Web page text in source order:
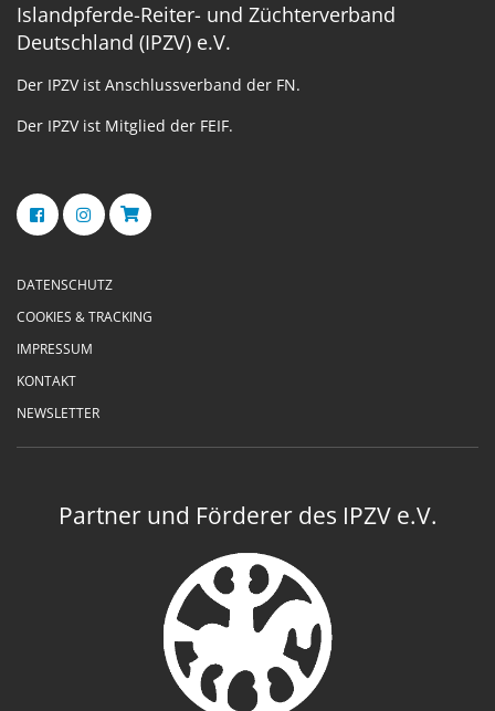
Islandpferde-Reiter- und Züchterverband
Deutschland (IPZV) e.V.
Der IPZV ist Anschlussverband der FN.
Der IPZV ist Mitglied der FEIF.
DATENSCHUTZ
COOKIES & TRACKING
IMPRESSUM
KONTAKT
NEWSLETTER
Partner und Förderer des IPZV e.V.